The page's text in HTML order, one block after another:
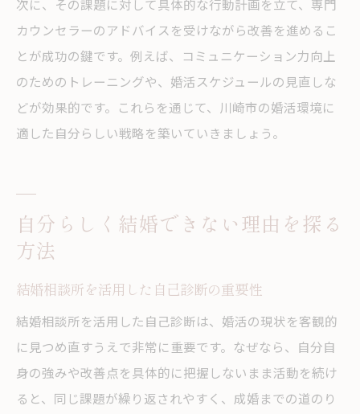
次に、その課題に対して具体的な行動計画を立て、専門
カウンセラーのアドバイスを受けながら改善を進めるこ
とが成功の鍵です。例えば、コミュニケーション力向上
のためのトレーニングや、婚活スケジュールの見直しな
どが効果的です。これらを通じて、川崎市の婚活環境に
適した自分らしい戦略を築いていきましょう。
自分らしく結婚できない理由を探る
方法
結婚相談所を活用した自己診断の重要性
結婚相談所を活用した自己診断は、婚活の現状を客観的
に見つめ直すうえで非常に重要です。なぜなら、自分自
身の強みや改善点を具体的に把握しないまま活動を続け
ると、同じ課題が繰り返されやすく、成婚までの道のり